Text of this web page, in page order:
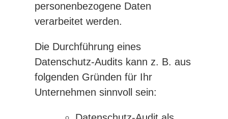
personenbezogene Daten
verarbeitet werden.
Die Durchführung eines
Datenschutz-Audits kann z. B. aus
folgenden Gründen für Ihr
Unternehmen sinnvoll sein: